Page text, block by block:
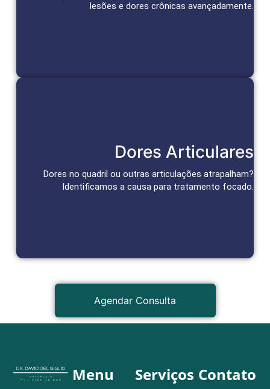
lesões e dores crônicas avançadamente.
Agendar Consulta
Dores Articulares
Dores no quadril ou outras articulações atrapalham?
Identificamos a causa para tratamento focado.
Tratamento das Articulações
Abordagens personalizadas para alívio da dor e recuperação
da função articular.
Agendar Consulta
Agendar Consulta
Menu Serviços Contato